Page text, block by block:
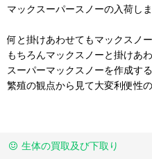
マックスーパースノーの入荷しま
何と掛けあわせてもマックスノ
もちろんマックスノーと掛けあ
スーパーマックスノーを作成す
繁殖の観点から見て大変利便性
生体の買取及び下取り